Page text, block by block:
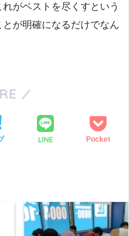
がベストを尽くすという
が明確になるだけでなん
LINE Pocket